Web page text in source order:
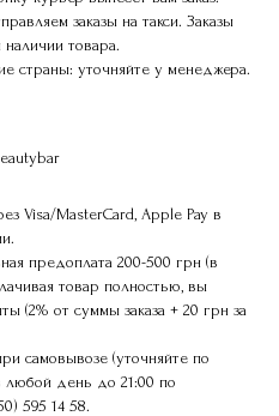
заказы на такси. Заказы
товара.
страны: уточняйте у менеджера.
Visa/MasterCard, Apple Pay в
предоплата 200-500 грн (в
товар полностью, вы
(2% от суммы заказа + 20 грн за
самовывозе (уточняйте по
любой день до 21:00 по
595 14 58.